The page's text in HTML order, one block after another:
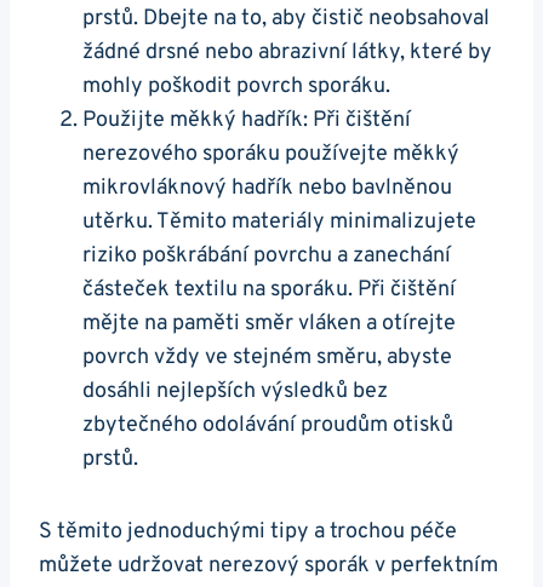
prstů. ‌Dbejte na‌ to, ⁢aby​ čistič neobsahoval
žádné drsné nebo abrazivní látky, které ⁤by
mohly ⁣poškodit povrch ⁢sporáku.​
Použijte ⁢měkký hadřík: Při čištění⁤
nerezového sporáku používejte⁢ měkký
mikrovláknový hadřík nebo bavlněnou
utěrku. Těmito ⁢materiály minimalizujete
riziko poškrábání povrchu ‍a zanechání
‌částeček textilu na sporáku. Při čištění
mějte ​na paměti ⁣směr vláken a otírejte
povrch vždy ​ve stejném směru, ⁤abyste ​
dosáhli nejlepších ⁢výsledků bez ​
zbytečného⁢ odolávání proudům otisků
prstů.
S těmito jednoduchými tipy a⁢ trochou péče
můžete⁤ udržovat nerezový sporák ⁣v ⁤perfektním